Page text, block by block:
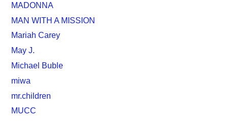
MADONNA
MAN WITH A MISSION
Mariah Carey
May J.
Michael Buble
miwa
mr.children
MUCC